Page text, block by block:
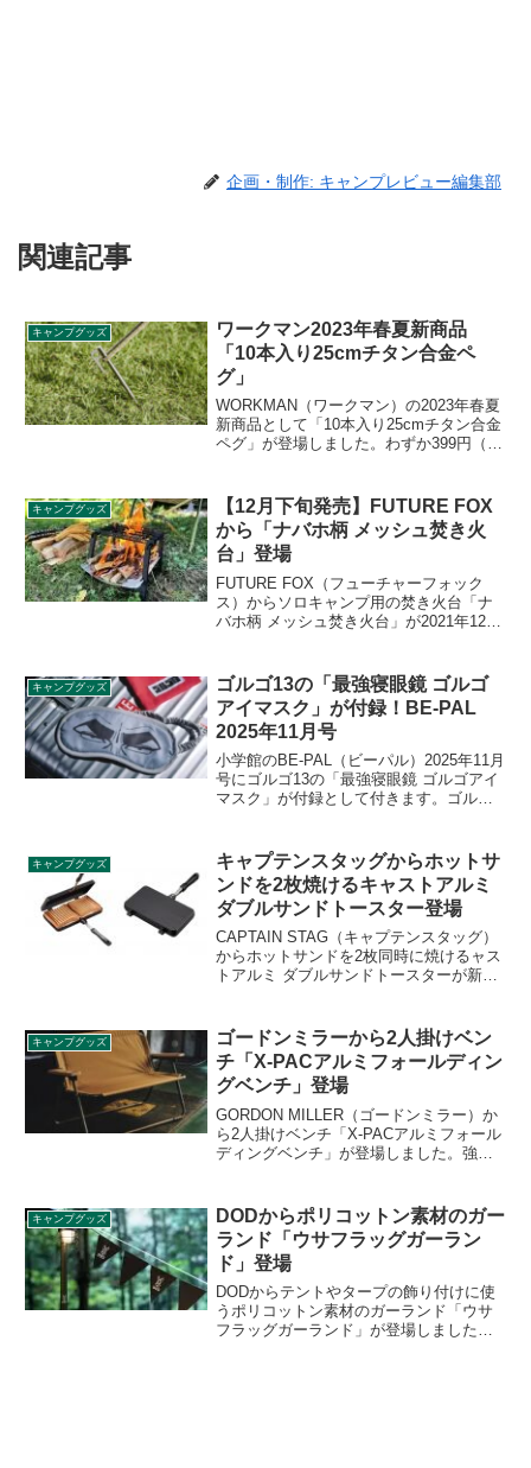
企画・制作: キャンプレビュー編集部
関連記事
キャンプグッズ
ワークマン2023年春夏新商品
「10本入り25cmチタン合金ペ
グ」
WORKMAN（ワークマン）の2023年春夏
新商品として「10本入り25cmチタン合金
ペグ」が登場しました。わずか399円（税
本セットでさらにお得に購入できます。
詳細をレビューします。
キャンプグッズ
【12月下旬発売】FUTURE FOX
から「ナバホ柄 メッシュ焚き火
台」登場
FUTURE FOX（フューチャーフォック
ス）からソロキャンプ用の焚き火台「ナ
バホ柄 メッシュ焚き火台」が2021年12月
可能です。詳細をレビューします。
キャンプグッズ
ゴルゴ13の「最強寝眼鏡 ゴルゴ
アイマスク」が付録！BE-PAL
2025年11月号
小学館のBE-PAL（ビーパル）2025年11月
号にゴルゴ13の「最強寝眼鏡 ゴルゴアイ
マスク」が付録として付きます。ゴルゴ
くれるアイマスクです。ポーチも付いて
るので、どんな場所にもお守り代わりに
持ち歩けます。詳細をレビューします。
キャンプグッズ
キャプテンスタッグからホットサ
ンドを2枚焼けるキャストアルミ
ダブルサンドトースター登場
CAPTAIN STAG（キャプテンスタッグ）
からホットサンドを2枚同時に焼けるャス
トアルミ ダブルサンドトースターが新た
した食感の焼き上がりになります。詳細
をレビューします。
キャンプグッズ
ゴードンミラーから2人掛けベン
チ「X-PACアルミフォールディン
グベンチ」登場
GORDON MILLER（ゴードンミラー）か
ら2人掛けベンチ「X-PACアルミフォール
ディングベンチ」が登場しました。強
マテリアル 「X-PAC / エックスパック」
素材をメインに使用したベンチです。詳
細をレビューします。
キャンプグッズ
DODからポリコットン素材のガー
ランド「ウサフラッグガーラン
ド」登場
DODからテントやタープの飾り付けに使
うポリコットン素材のガーランド「ウサ
フラッグガーランド」が登場しました。